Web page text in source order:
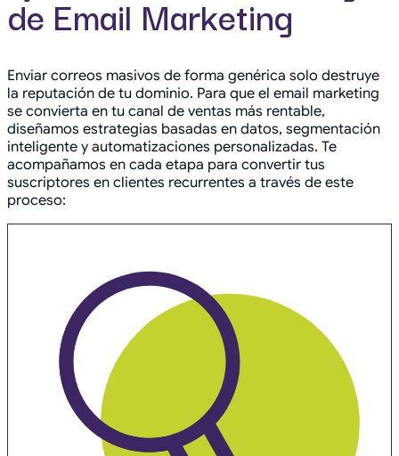
de Email Marketing
Enviar correos masivos de forma genérica solo destruye
la reputación de tu dominio. Para que el email marketing
se convierta en tu canal de ventas más rentable,
diseñamos estrategias basadas en datos, segmentación
inteligente y automatizaciones personalizadas. Te
acompañamos en cada etapa para convertir tus
suscriptores en clientes recurrentes a través de este
proceso: